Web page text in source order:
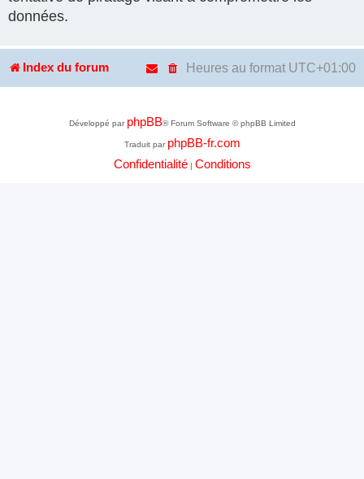
données.
Index du forum Heures au format UTC+01:00
Développé par phpBB® Forum Software © phpBB Limited
Traduit par phpBB-fr.com
Confidentialité| Conditions